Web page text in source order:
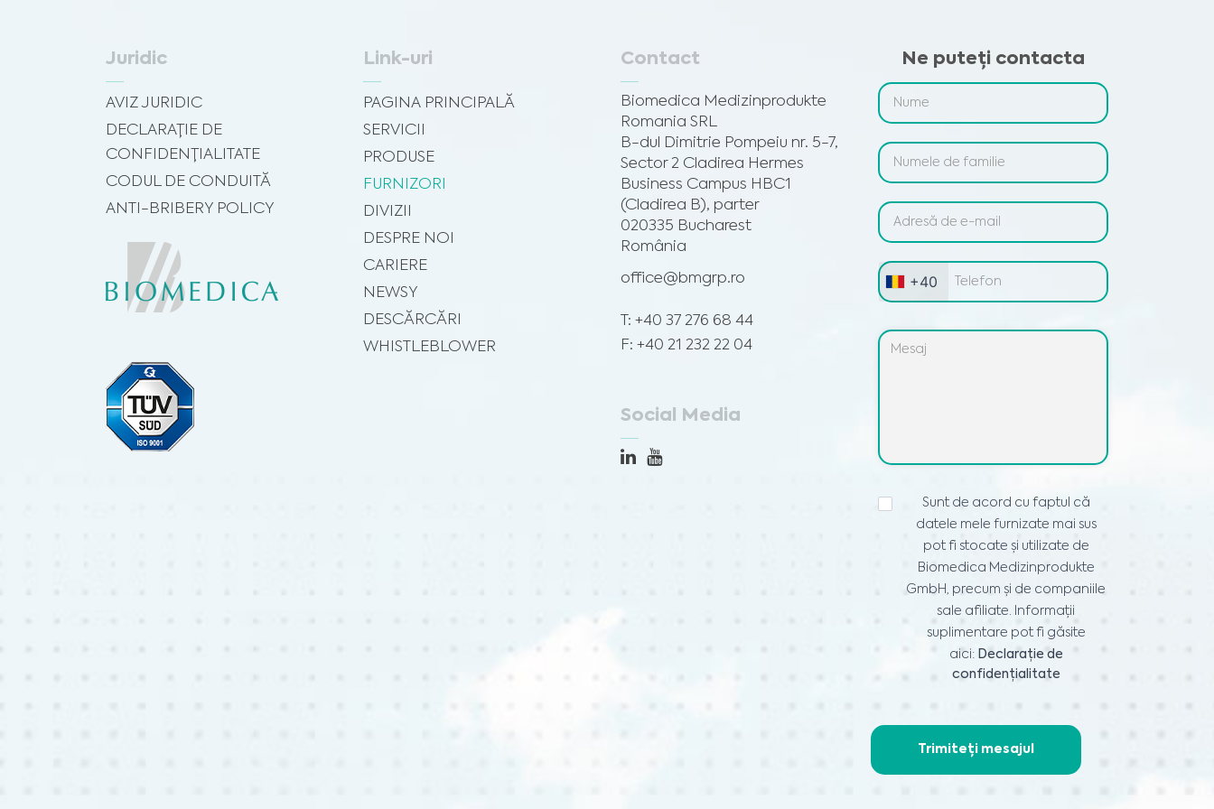
Juridic
AVIZ JURIDIC
DECLARAȚIE DE
CONFIDENȚIALITATE
CODUL DE CONDUITĂ
ANTI-BRIBERY POLICY
Link-uri
PAGINA PRINCIPALĂ
SERVICII
PRODUSE
FURNIZORI
DIVIZII
DESPRE NOI
CARIERE
NEWSY
DESCĂRCĂRI
WHISTLEBLOWER
Contact
Biomedica Medizinprodukte
Romania SRL
B-dul Dimitrie Pompeiu nr. 5-7,
Sector 2 Cladirea Hermes
Business Campus HBC1
(Cladirea B), parter
020335 Bucharest
România
office@bmgrp.ro
T: +40 37 276 68 44
F: +40 21 232 22 04
Social Media
Ne puteți contacta
+40
DECLARAȚIE
DE
CONFIDENȚIALITATE*
Sunt de acord cu faptul că
datele mele furnizate mai sus
pot fi stocate și utilizate de
Biomedica Medizinprodukte
GmbH, precum și de companiile
sale afiliate. Informații
suplimentare pot fi găsite
aici: Declarație de
confidențialitate
Trimiteți mesajul